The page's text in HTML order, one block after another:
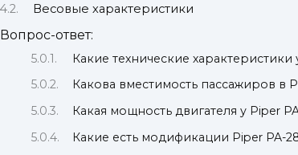
Весовые характеристики
Вопрос-ответ:
Какие технические характеристики
Какова вместимость пассажиров в
Какая мощность двигателя у Piper
Какие есть модификации Piper PA-